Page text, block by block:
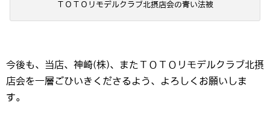
ＴＯＴＯリモデルクラブ北摂店会の青い法被
今後も、当店、神崎(株)、またＴＯＴＯリモデルクラブ北摂
店会を一層ごひいきくださるよう、よろしくお願いしま
す。